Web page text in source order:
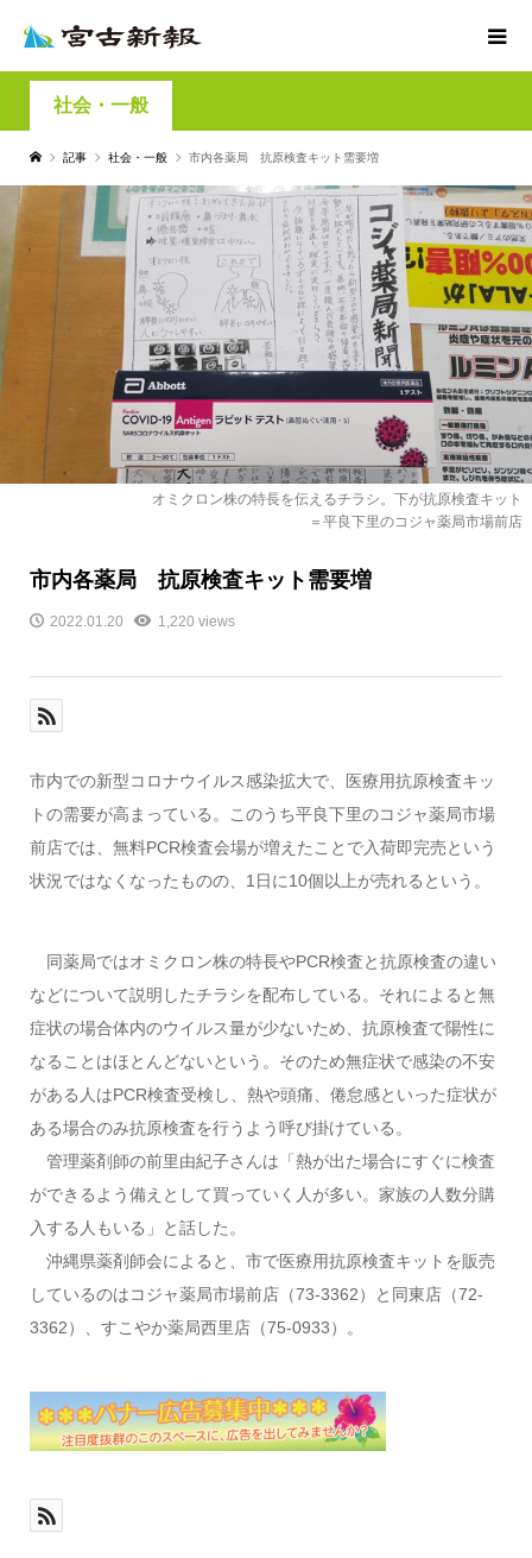
社会・一般
記事 社会・一般 市内各薬局 抗原検査キット需要増
オミクロン株の特長を伝えるチラシ。下が抗原検査キット
＝平良下里のコジャ薬局市場前店
市内各薬局 抗原検査キット需要増
2022.01.20 1,220 views
市内での新型コロナウイルス感染拡大で、医療用抗原検査キッ
トの需要が高まっている。このうち平良下里のコジャ薬局市場
前店では、無料PCR検査会場が増えたことで入荷即完売という
状況ではなくなったものの、1日に10個以上が売れるという。
同薬局ではオミクロン株の特長やPCR検査と抗原検査の違い
などについて説明したチラシを配布している。それによると無
症状の場合体内のウイルス量が少ないため、抗原検査で陽性に
なることはほとんどないという。そのため無症状で感染の不安
がある人はPCR検査受検し、熱や頭痛、倦怠感といった症状が
ある場合のみ抗原検査を行うよう呼び掛けている。
管理薬剤師の前里由紀子さんは「熱が出た場合にすぐに検査
ができるよう備えとして買っていく人が多い。家族の人数分購
入する人もいる」と話した。
沖縄県薬剤師会によると、市で医療用抗原検査キットを販売
しているのはコジャ薬局市場前店（73-3362）と同東店（72-
3362）、すこやか薬局西里店（75-0933）。